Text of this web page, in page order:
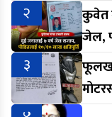
२
कुवेत
जेल,
३